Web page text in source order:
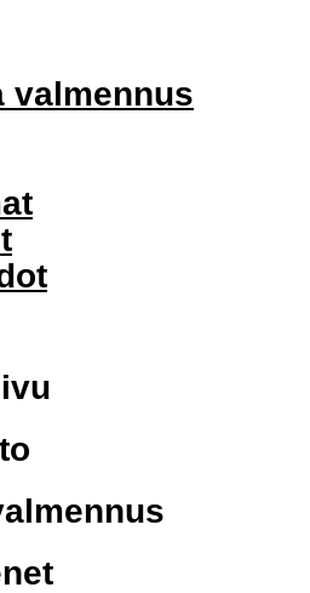
valmennus